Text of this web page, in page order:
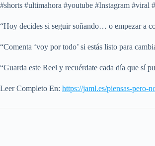
#shorts #ultimahora #youtube #Instagram #viral
“Hoy decides si seguir soñando… o empezar a
“Comenta ‘voy por todo’ si estás listo para
“Guarda este Reel y recuérdate cada día que sí
Leer Completo En: https://jaml.es/piensas-pero-